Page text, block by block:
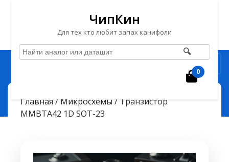
Перейти
содержимому
ЧипКин
Для тех кто любит запах канифоли
🔍
0
ЧипКин> > Транзистор MMBTA42 1D SOT-23
Главная/ Микросхемы/ Транзистор
MMBTA42 1D SOT-23